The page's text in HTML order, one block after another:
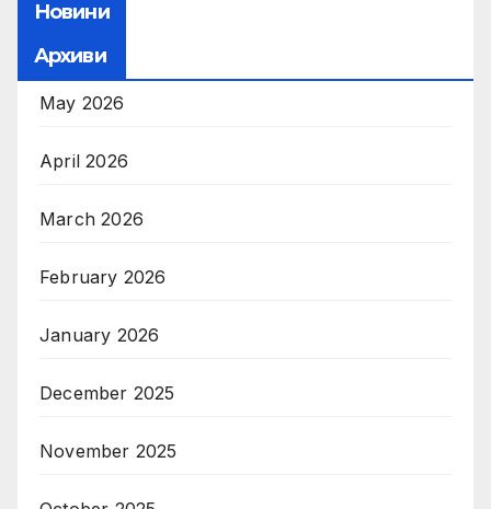
Новини
Архиви
May 2026
April 2026
March 2026
February 2026
January 2026
December 2025
November 2025